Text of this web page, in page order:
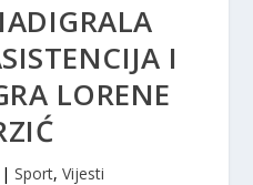
I
LORENE
| Sport, Vijesti